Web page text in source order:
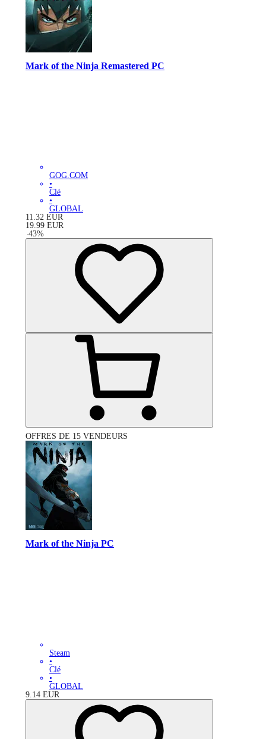
Mark of the Ninja Remastered PC
GOG.COM
•
Clé
•
GLOBAL
11.32 EUR
19.99 EUR
-43%
OFFRES DE 15 VENDEURS
Mark of the Ninja PC
Steam
•
Clé
•
GLOBAL
9.14 EUR